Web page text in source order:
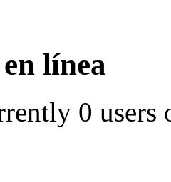
línea
0 users